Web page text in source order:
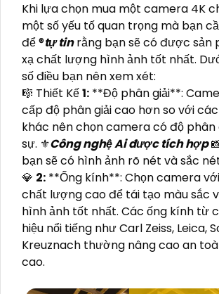
Khi lựa chọn mua một camera 4K
một số yếu tố quan trọng mà bạn
để ®️tự tinrằng bạn sẽ có được sản
xạ chất lượng hình ảnh tốt nhất.
số điều bạn nên xem xét:
🎼️ Thiết Kế1: **Độ phân giải**:
cấp độ phân giải cao hơn so với
khác nên chọn camera có độ phân
sự. ⚜️Công nghệ Ai được tích hợp
bạn sẽ có hình ảnh rõ nét và sắc
💎 2: **Ống kính**: Chọn camera
chất lượng cao để tái tạo màu sắc
hình ảnh tốt nhất. Các ống kính từ
hiệu nổi tiếng như Carl Zeiss, Leica,
Kreuznach thường nâng cao an
cao.